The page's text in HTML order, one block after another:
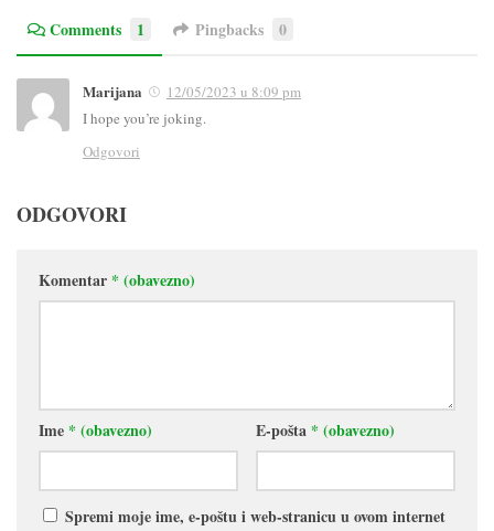
Comments 1 Pingbacks 0
Marijana
12/05/2023 u 8:09 pm
I hope you’re joking.
Odgovori
ODGOVORI
Komentar * (obavezno)
Ime * (obavezno) E-pošta * (obavezno)
Spremi moje ime, e-poštu i web-stranicu u ovom internet